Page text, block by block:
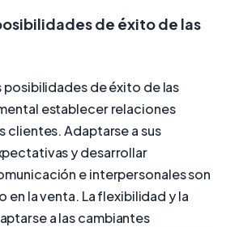
de éxito de las
posibilidades de éxito de las
establecer relaciones
clientes. Adaptarse a sus
y desarrollar
e interpersonales son
en la venta. La flexibilidad y la
a las cambiantes